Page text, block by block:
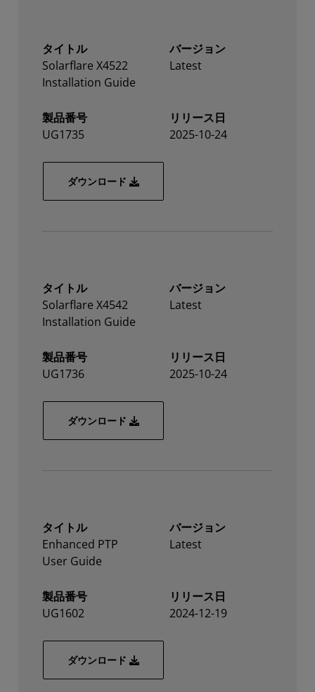
タイトル
Solarflare X4522
Installation Guide
バージョン
Latest
製品番号
UG1735
リリース日
2025-10-24
ダウンロード Solarflare X4522 Installation Guide
タイトル
Solarflare X4542
Installation Guide
バージョン
Latest
製品番号
UG1736
リリース日
2025-10-24
ダウンロード Solarflare X4542 Installation Guide
タイトル
Enhanced PTP
User Guide
バージョン
Latest
製品番号
UG1602
リリース日
2024-12-19
ダウンロード Enhanced PTP User Guide